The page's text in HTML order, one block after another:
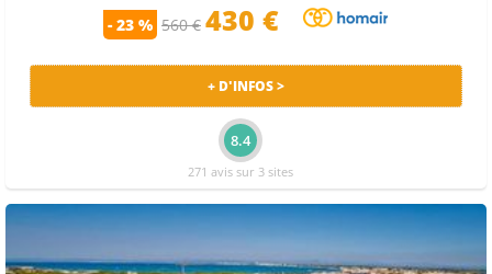
- 23 % 560 € 430 €
+ D'INFOS >
8.4
271 avis sur 3 sites